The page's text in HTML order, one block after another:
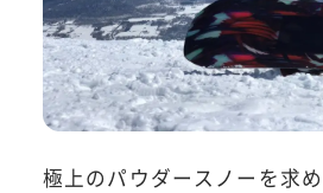
極上のパウダースノーを求